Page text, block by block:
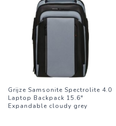
Grijze Samsonite Spectrolite 4.0
Laptop Backpack 15.6"
Expandable cloudy grey